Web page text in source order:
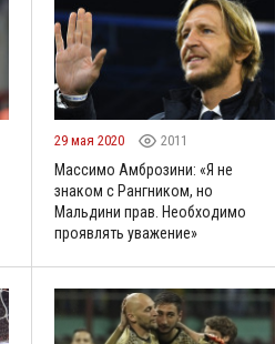
29 мая 2020 2011
Массимо Амброзини: «Я не
знаком с Рангником, но
Мальдини прав. Необходимо
проявлять уважение»